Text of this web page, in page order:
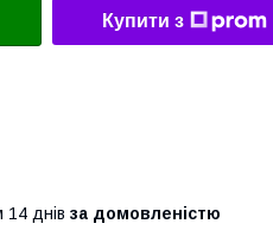
Купити з
14 днів за домовленістю